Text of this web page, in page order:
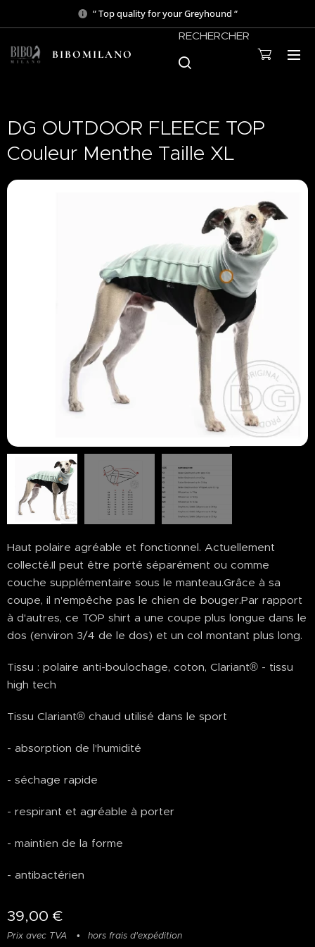
“ Top quality for your Greyhound “
BIBOMILANO
RECHERCHER
DG OUTDOOR FLEECE TOP
Couleur Menthe Taille XL
Haut polaire agréable et fonctionnel. Actuellement
collecté.Il peut être porté séparément ou comme
couche supplémentaire sous le manteau.Grâce à sa
coupe, il n'empêche pas le chien de bouger.Par rapport
à d'autres, ce TOP shirt a une coupe plus longue dans le
dos (environ 3/4 de le dos) et un col montant plus long.
Tissu : polaire anti-boulochage, coton, Clariant® - tissu
high tech
Tissu Clariant® chaud utilisé dans le sport
- absorption de l'humidité
- séchage rapide
- respirant et agréable à porter
- maintien de la forme
- antibactérien
39,00 €
Prix avec TVA hors frais d'expédition